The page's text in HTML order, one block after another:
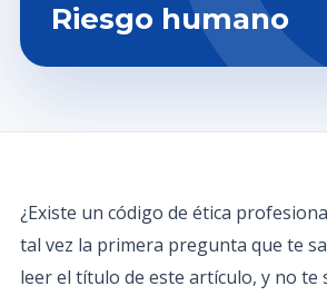
Riesgo humano
¿Existe un código de ética
tal vez la primera pregunta que te
leer el título de este artículo, y no te